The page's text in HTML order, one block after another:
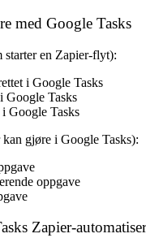
med Google Tasks
starter en Zapier-flyt):
i Google Tasks
Google Tasks
Google Tasks
gjøre i Google Tasks):
oppgave
Zapier-